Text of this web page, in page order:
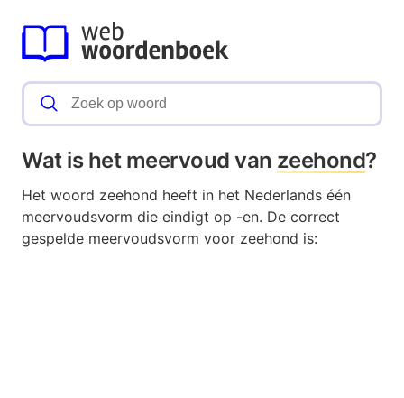
Wat is het meervoud van zeehond?
Het woord zeehond heeft in het Nederlands één
meervoudsvorm die eindigt op -en. De correct
gespelde meervoudsvorm voor zeehond is: